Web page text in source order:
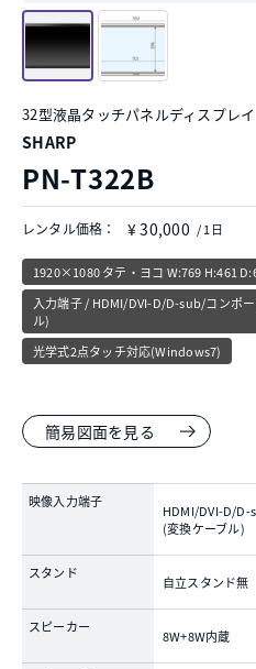
32型液晶タッチパネルディスプレイ
SHARP
PN-T322B
レンタル価格： ¥ 30,000 / 1日
1920×1080 タテ・ヨコ W:769 H:461
入力端子 / HDMI/DVI-D/D-sub/コンポ
ル)
光学式2点タッチ対応(Windows7)
簡易図面を見る
映像入力端子
HDMI/DVI-D/D-
(変換ケーブル)
スタンド
自立スタンド無
スピーカー
8W+8W内蔵